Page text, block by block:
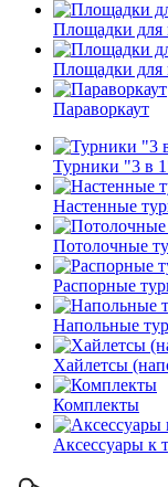
Площадки для
Площадки для
Параворкаут
Турники "3 в
Настенные
Потолочные
Распорные
Напольные
Хайлетсы
Комплекты
Аксессуары к